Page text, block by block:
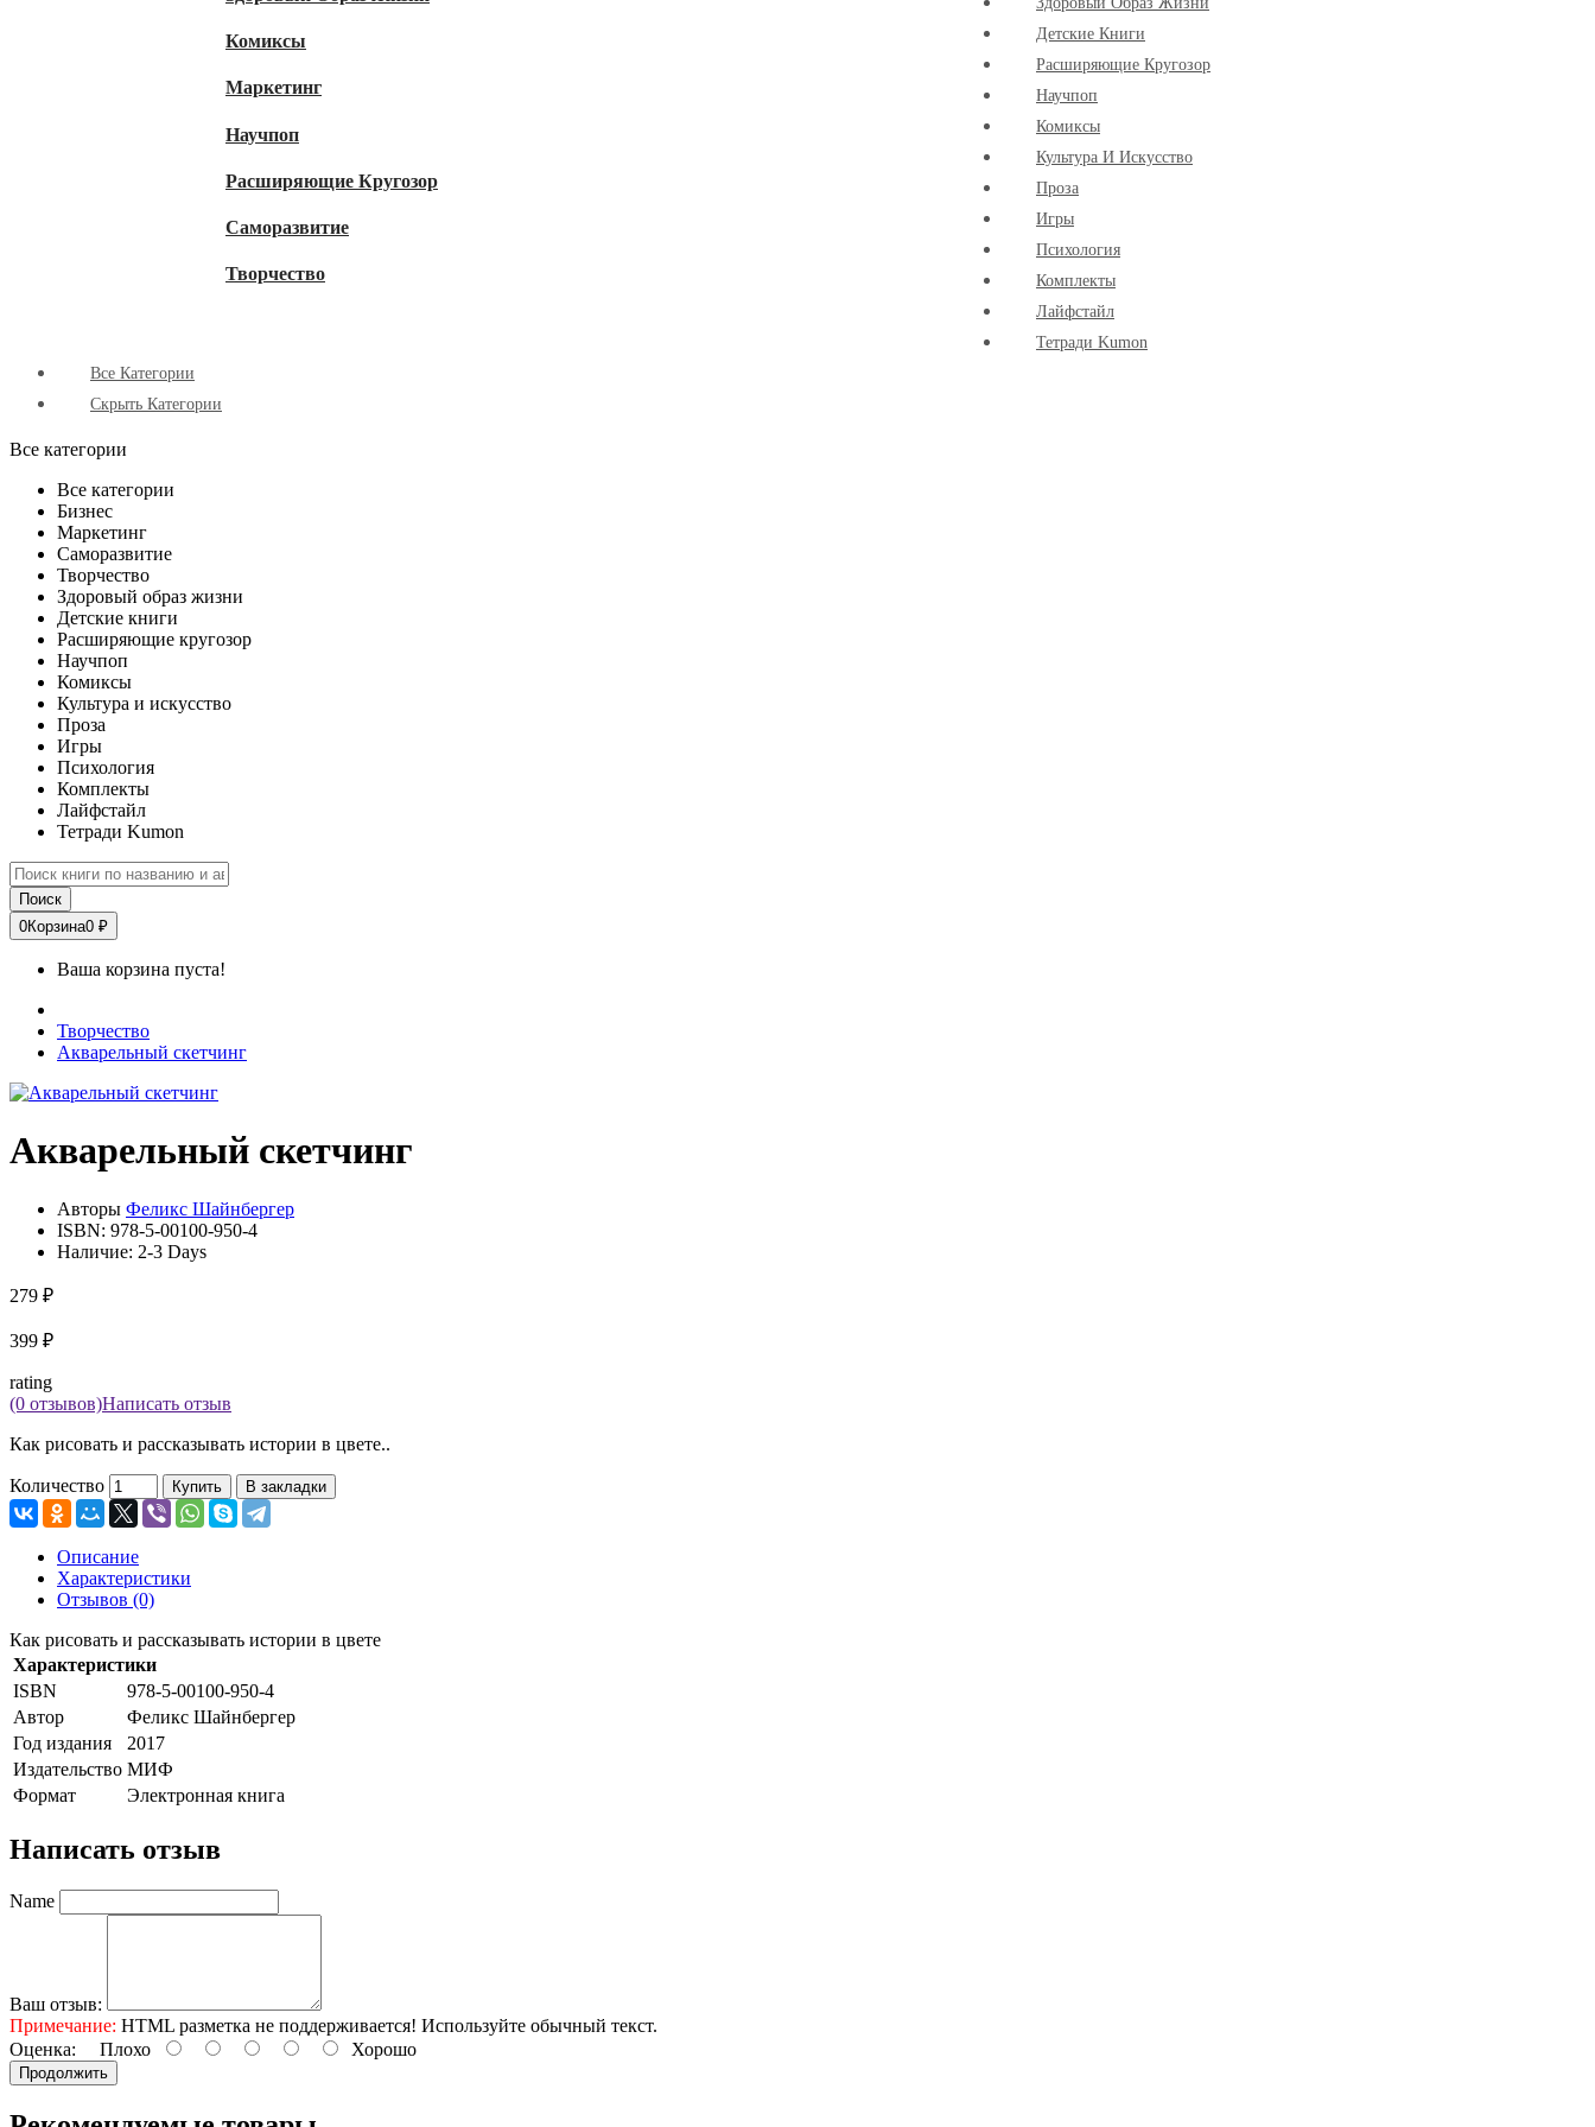
Комиксы
Маркетинг
Научпоп
Расширяющие Кругозор
Cаморазвитие
Творчество
Детские Книги
Расширяющие Кругозор
Научпоп
Комиксы
Культура И Искусство
Проза
Игры
Психология
Комплекты
Лайфстайл
Тетради Kumon
Все Категории
Скрыть Категории
Все категории
Все категории
Бизнес
Маркетинг
Саморазвитие
Творчество
Здоровый образ жизни
Детские книги
Расширяющие кругозор
Научпоп
Комиксы
Культура и искусство
Проза
Игры
Психология
Комплекты
Лайфстайл
Тетради Kumon
Поиск
0Корзина0 ₽
Ваша корзина пуста!
Творчество
Акварельный скетчинг
Акварельный скетчинг
Авторы Феликс Шайнбергер
ISBN: 978-5-00100-950-4
Наличие: 2-3 Days
279 ₽
399 ₽
rating
(0 отзывов)Написать отзыв
Как рисовать и рассказывать истории в цвете..
Количество Купить В закладки
Описание
Характеристики
Отзывов (0)
Как рисовать и рассказывать истории в цвете
Характеристики
ISBN
978-5-00100-950-4
Автор
Феликс Шайнбергер
Год издания
2017
Издательство МИФ
Формат
Электронная книга
Написать отзыв
Name
Ваш отзыв:
Примечание: HTML разметка не поддерживается! Используйте обычный текст.
Оценка: Плохо Хорошо
Продолжить